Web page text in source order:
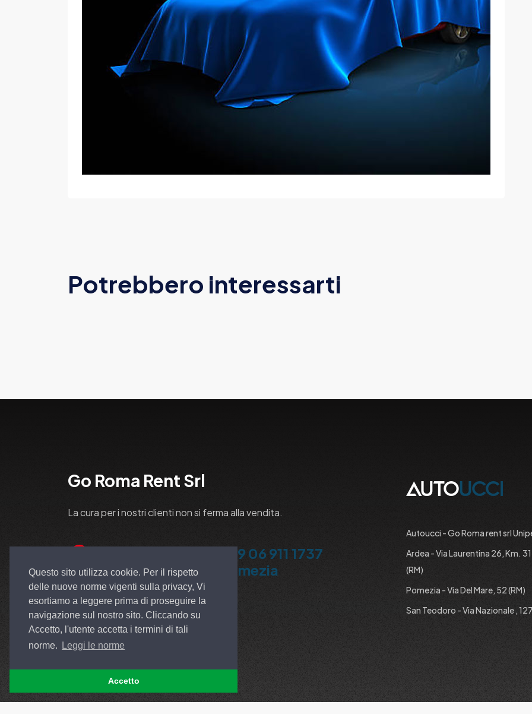
Questo sito utilizza cookie. Per il rispetto
delle nuove norme vigenti sulla privacy, Vi
esortiamo a leggere prima di proseguire la
navigazione sul nostro sito. Cliccando su
Accetto, l'utente accetta i termini di tali
norme.
Leggi le norme
Accetto
Potrebbero interessarti
Go Roma Rent Srl
La cura per i nostri clienti non si ferma alla vendita.
5100 Ardea
+39 06 911 1737
Pomezia
Autoucci - Go Roma rent srl
Ardea - Via Laurentina 26, Km.
(RM)
Pomezia - Via Del Mare, 52 (RM)
San Teodoro - Via Nazionale ,
© All rights reserved. Made byEGSOFT